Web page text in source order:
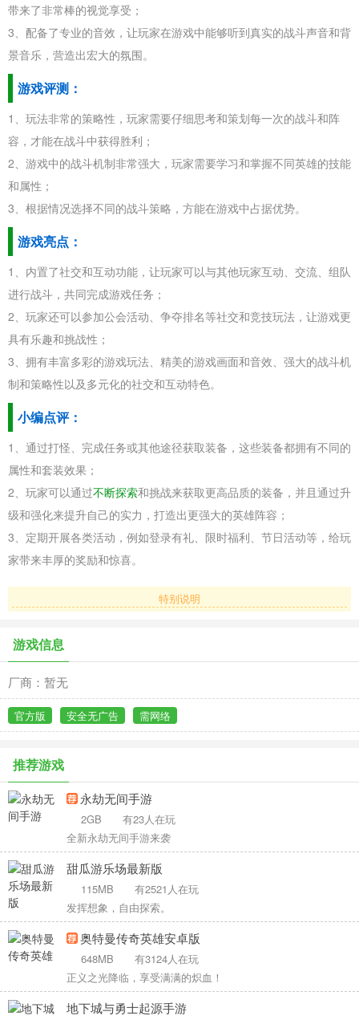
带来了非常棒的视觉享受；
3、配备了专业的音效，让玩家在游戏中能够听到真实的战斗声音和背
景音乐，营造出宏大的氛围。
游戏评测：
1、玩法非常的策略性，玩家需要仔细思考和策划每一次的战斗和阵
容，才能在战斗中获得胜利；
2、游戏中的战斗机制非常强大，玩家需要学习和掌握不同英雄的技能
和属性；
3、根据情况选择不同的战斗策略，方能在游戏中占据优势。
游戏亮点：
1、内置了社交和互动功能，让玩家可以与其他玩家互动、交流、组队
进行战斗，共同完成游戏任务；
2、玩家还可以参加公会活动、争夺排名等社交和竞技玩法，让游戏更
具有乐趣和挑战性；
3、拥有丰富多彩的游戏玩法、精美的游戏画面和音效、强大的战斗机
制和策略性以及多元化的社交和互动特色。
小编点评：
1、通过打怪、完成任务或其他途径获取装备，这些装备都拥有不同的
属性和套装效果；
2、玩家可以通过不断探索和挑战来获取更高品质的装备，并且通过升
级和强化来提升自己的实力，打造出更强大的英雄阵容；
3、定期开展各类活动，例如登录有礼、限时福利、节日活动等，给玩
家带来丰厚的奖励和惊喜。
特别说明
游戏信息
厂商：暂无
官方版 安全无广告 需网络
推荐游戏
永劫无间手游
2GB
有23人在玩
全新永劫无间手游来袭
甜瓜游乐场最新版
115MB
有2521人在玩
发挥想象，自由探索。
奥特曼传奇英雄安卓版
648MB
有3124人在玩
正义之光降临，享受满满的炽血！
地下城与勇士起源手游